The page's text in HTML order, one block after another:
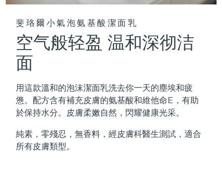
斐珞爾小氣泡氨基酸潔面乳
空气般轻盈 温和深彻洁
面
用這款溫和的泡沫潔面乳洗去你一天的塵埃和疲
憊。配方含有補充皮膚的氨基酸和維他命E，有助
於保持水分。皮膚柔嫩自然，閃耀健康光采。
純素，零殘忍，無香料，經皮膚科醫生測試，適合
所有皮膚類型。
LUNA™ 設備
All facial cleansing devices
UFO™ 設備
All deep facial hydration devices
ISSA™ 設備
All silicone sonic toothbrushes
FAQ™ P1 Primer
FAQ™產品
All anti-aging treatments
FAQ™ 221
FAQ™產品
All LED treatments
FAQ™護膚品
All FAQ™ skincare
All hair treatments
FAQ™ Red Light Serum
All FAQ™ skincare
FAQ™ products
All toning treatments
脫毛
Professional IPL hair removal device
IPL hair removal
Microcurrent body toning
Massaging body brush
痘肌護理
ESPADA™ 2 plus
Recurring acne LED therapy
眼部護理
BEAR™ 2 eyes & lips
Microcurrent line smoothing device
芬蘭
法國
德國 預計送達日期8/11/26
希臘